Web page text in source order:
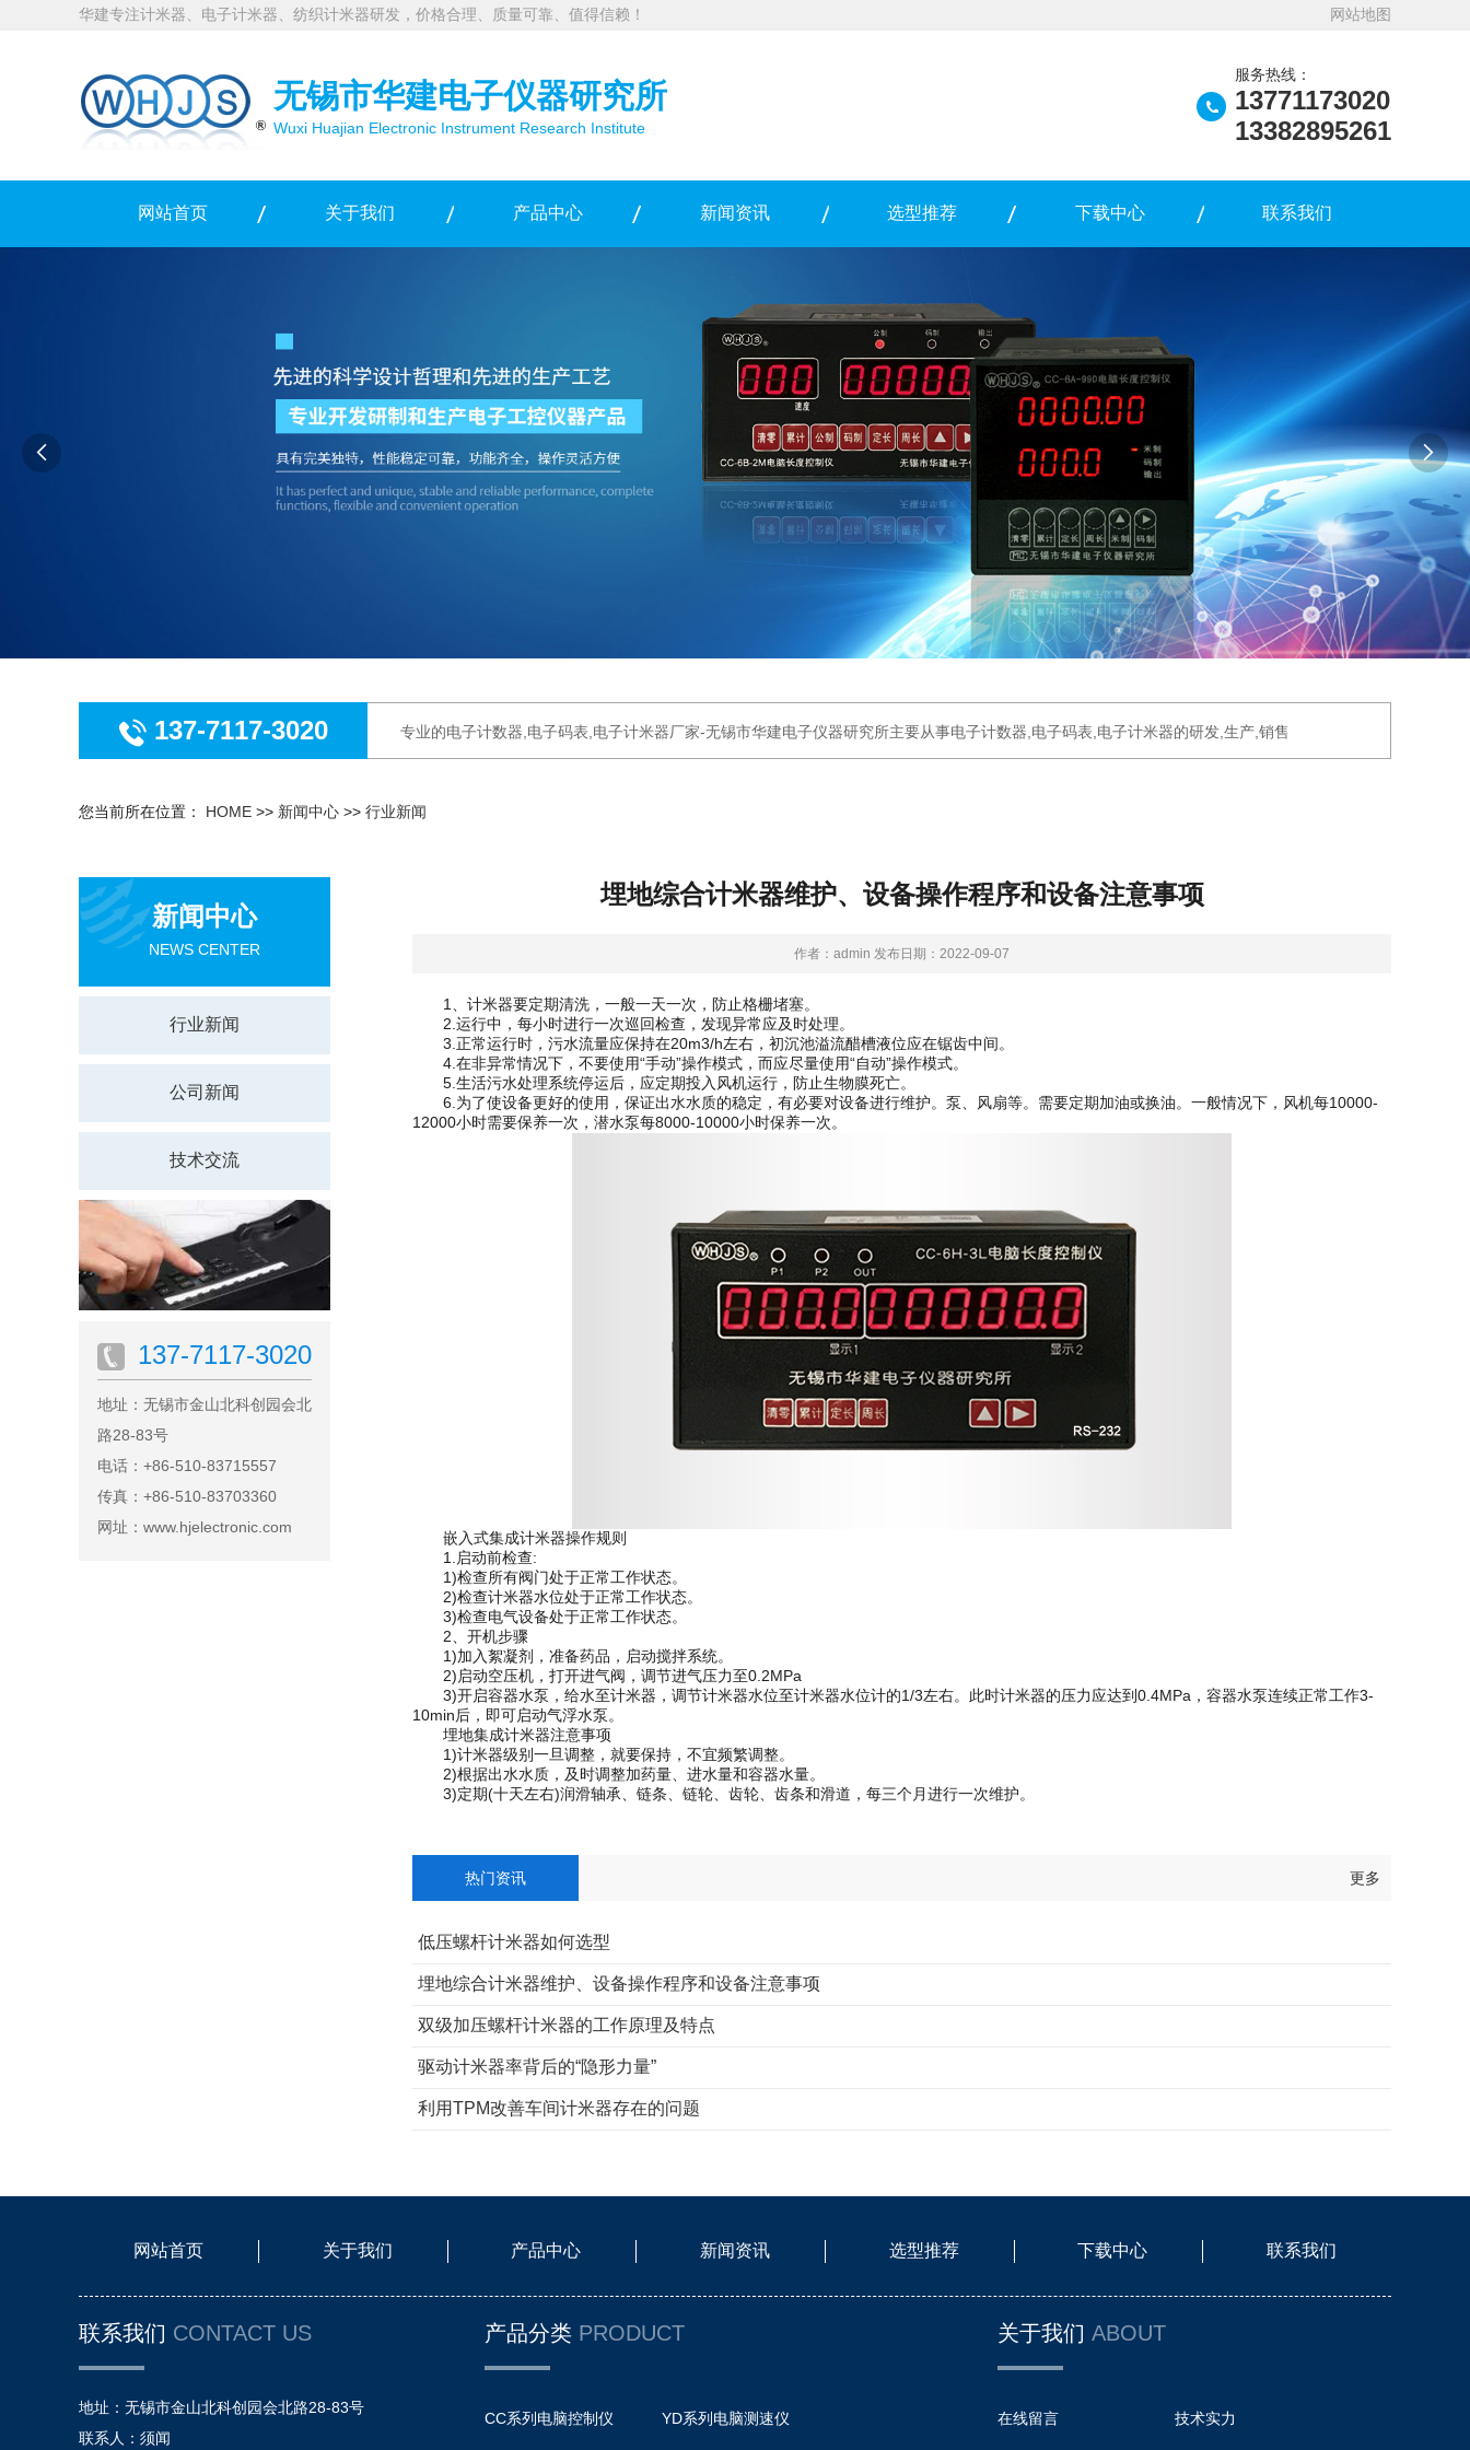
华建专注计米器、电子计米器、纺织计米器研发，价格合理、质量可靠、值得信赖！ 网站地图
无锡市华建电子仪器研究所
Wuxi Huajian Electronic Instrument Research Institute
服务热线：
13771173020
13382895261
网站首页 关于我们 产品中心 新闻资讯 选型推荐 下载中心 联系我们
 
137-7117-3020 专业的电子计数器,电子码表,电子计米器厂家-无锡市华建电子仪器研究所主要从事电子计数器,电子码表,电子计米器的研发,生产,销售
您当前所在位置： HOME >> 新闻中心 >> 行业新闻
新闻中心
NEWS CENTER
行业新闻
公司新闻
技术交流
137-7117-3020
地址：无锡市金山北科创园会北
路28-83号
电话：+86-510-83715557
传真：+86-510-83703360
网址：www.hjelectronic.com
埋地综合计米器维护、设备操作程序和设备注意事项
作者：admin 发布日期：2022-09-07
1、计米器要定期清洗，一般一天一次，防止格栅堵塞。
2.运行中，每小时进行一次巡回检查，发现异常应及时处理。
3.正常运行时，污水流量应保持在20m3/h左右，初沉池溢流醋槽液位应在锯齿中间。
4.在非异常情况下，不要使用“手动”操作模式，而应尽量使用“自动”操作模式。
5.生活污水处理系统停运后，应定期投入风机运行，防止生物膜死亡。
6.为了使设备更好的使用，保证出水水质的稳定，有必要对设备进行维护。泵、风扇等。需要定期加油或换油。一般情况下，风机每10000-
12000小时需要保养一次，潜水泵每8000-10000小时保养一次。
嵌入式集成计米器操作规则
1.启动前检查:
1)检查所有阀门处于正常工作状态。
2)检查计米器水位处于正常工作状态。
3)检查电气设备处于正常工作状态。
2、开机步骤
1)加入絮凝剂，准备药品，启动搅拌系统。
2)启动空压机，打开进气阀，调节进气压力至0.2MPa
3)开启容器水泵，给水至计米器，调节计米器水位至计米器水位计的1/3左右。此时计米器的压力应达到0.4MPa，容器水泵连续正常工作3-
10min后，即可启动气浮水泵。
埋地集成计米器注意事项
1)计米器级别一旦调整，就要保持，不宜频繁调整。
2)根据出水水质，及时调整加药量、进水量和容器水量。
3)定期(十天左右)润滑轴承、链条、链轮、齿轮、齿条和滑道，每三个月进行一次维护。
热门资讯 更多
低压螺杆计米器如何选型
埋地综合计米器维护、设备操作程序和设备注意事项
双级加压螺杆计米器的工作原理及特点
驱动计米器率背后的“隐形力量”
利用TPM改善车间计米器存在的问题
网站首页 关于我们 产品中心 新闻资讯 选型推荐 下载中心 联系我们
联系我们 CONTACT US
地址：无锡市金山北科创园会北路28-83号
联系人：须闻
产品分类 PRODUCT
CC系列电脑控制仪 YD系列电脑测速仪
关于我们 ABOUT
在线留言 技术实力